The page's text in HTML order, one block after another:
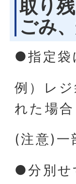
取り
ごみ
●指定袋
例）レ
れた場合
(注意)一
●分別せ